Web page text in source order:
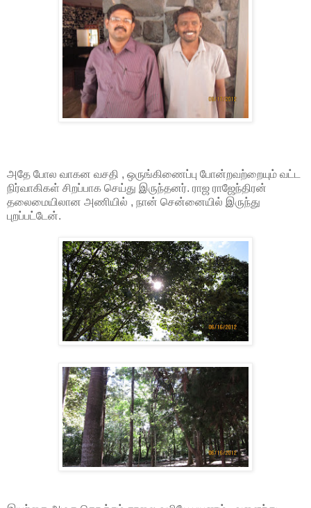
அதே போல வாகன வசதி , ஒருங்கிணைப்பு போன்றவற்றையும் வட்ட
நிர்வாகிகள் சிறப்பாக செய்து இருந்தனர். ராஜ ராஜேந்திரன்
தலைமையிலான அணியில் , நான் சென்னையில் இருந்து
புறப்பட்டேன்.